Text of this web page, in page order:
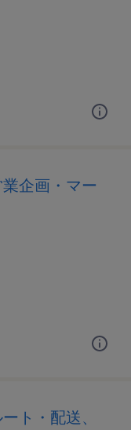
企画・マー
ト・配送、